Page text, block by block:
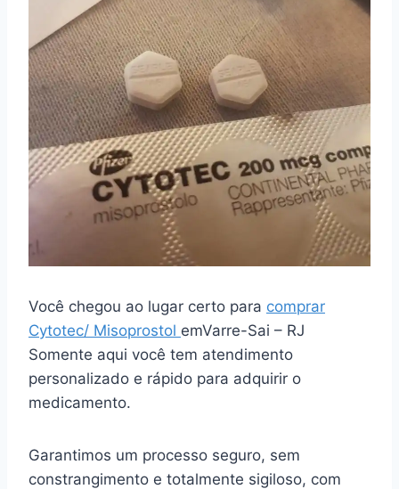
Você chegou ao lugar certo para comprar
Cytotec/ Misoprostol emVarre-Sai – RJ
Somente aqui você tem atendimento
personalizado e rápido para adquirir o
medicamento.
Garantimos um processo seguro, sem
constrangimento e totalmente sigiloso, com